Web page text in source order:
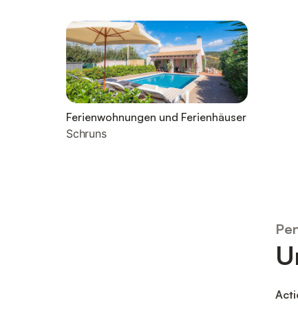
Ferienwohnungen und Ferienhäuser
Schruns